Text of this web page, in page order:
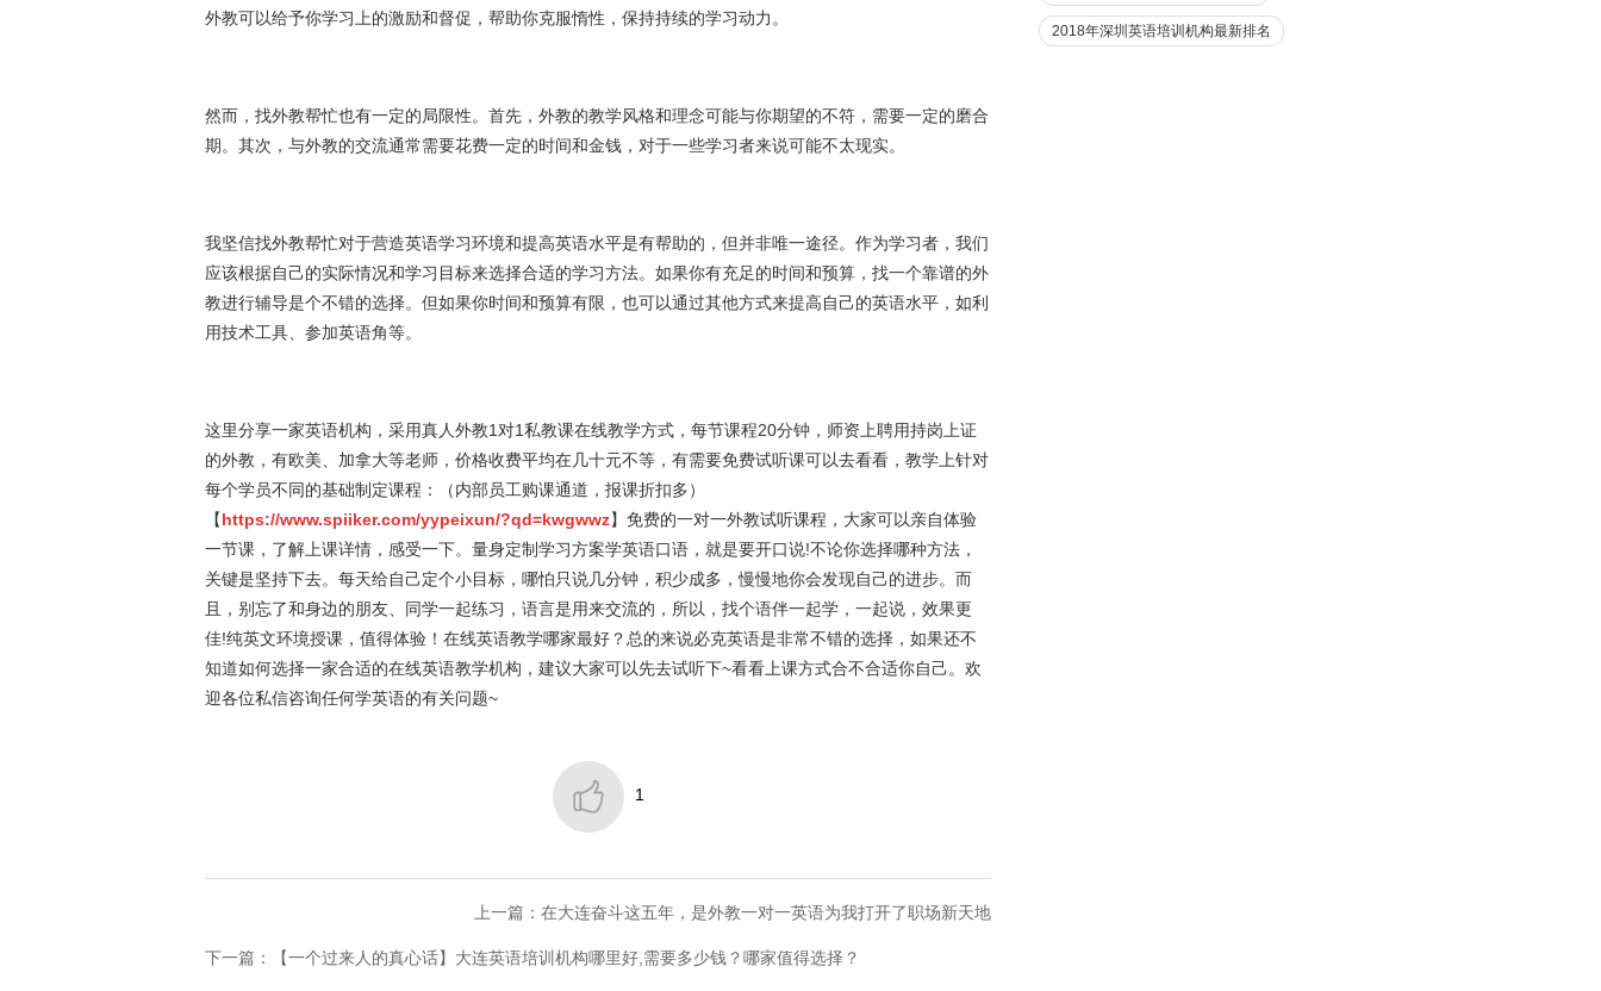
外教可以给予你学习上的激励和督促，帮助你克服惰性，保持持续的学习动力。
然而，找外教帮忙也有一定的局限性。首先，外教的教学风格和理念可能与你期望的不符，需要一定的磨合
期。其次，与外教的交流通常需要花费一定的时间和金钱，对于一些学习者来说可能不太现实。
我坚信找外教帮忙对于营造英语学习环境和提高英语水平是有帮助的，但并非唯一途径。作为学习者，我们
应该根据自己的实际情况和学习目标来选择合适的学习方法。如果你有充足的时间和预算，找一个靠谱的外
教进行辅导是个不错的选择。但如果你时间和预算有限，也可以通过其他方式来提高自己的英语水平，如利
用技术工具、参加英语角等。
这里分享一家英语机构，采用真人外教1对1私教课在线教学方式，每节课程20分钟，师资上聘用持岗上证
的外教，有欧美、加拿大等老师，价格收费平均在几十元不等，有需要免费试听课可以去看看，教学上针对
每个学员不同的基础制定课程：（内部员工购课通道，报课折扣多）
【https://www.spiiker.com/yypeixun/?qd=kwgwwz】免费的一对一外教试听课程，大家可以亲自体验
一节课，了解上课详情，感受一下。量身定制学习方案学英语口语，就是要开口说!不论你选择哪种方法，
关键是坚持下去。每天给自己定个小目标，哪怕只说几分钟，积少成多，慢慢地你会发现自己的进步。而
且，别忘了和身边的朋友、同学一起练习，语言是用来交流的，所以，找个语伴一起学，一起说，效果更
佳!纯英文环境授课，值得体验！在线英语教学哪家最好？总的来说必克英语是非常不错的选择，如果还不
知道如何选择一家合适的在线英语教学机构，建议大家可以先去试听下~看看上课方式合不合适你自己。欢
迎各位私信咨询任何学英语的有关问题~
 1
上一篇：在大连奋斗这五年，是外教一对一英语为我打开了职场新天地
下一篇：​【一个过来人的真心话】大连英语培训机构哪里好,需要多少钱？哪家值得选择？
2018年深圳英语培训机构最新排名